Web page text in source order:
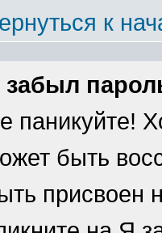
к
забыл
паникуйте!
быть
присвоен